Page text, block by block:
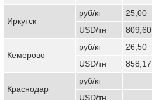
Иркутск
руб/кг 25,00
USD/тн
809,60
Кемерово
руб/кг 26,50
USD/тн
858,17
Краснодар
руб/кг
USD/тн